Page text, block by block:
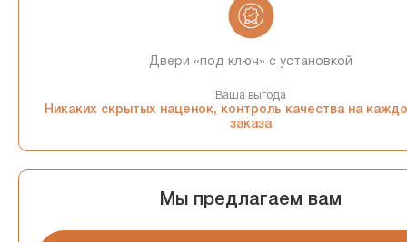
Двери «под ключ» с установкой
Ваша выгода
Никаких скрытых наценок, контроль качества на
заказа
Мы предлагаем вам